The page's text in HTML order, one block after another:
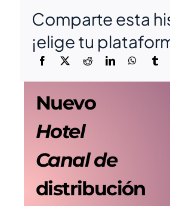
Nuevo
Hotel
Canal de
distribución
Comparte esta
¡elige tu